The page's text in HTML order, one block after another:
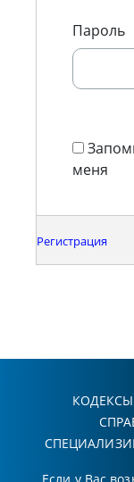
Пароль
меня
Регистрация
КОДЕКСЫ